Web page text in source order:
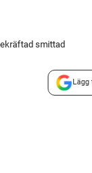
smittad